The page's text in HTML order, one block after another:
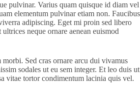
pulvinar. Varius quam quisque id diam vel
elementum pulvinar etiam non. Faucibus
adipiscing. Eget mi proin sed libero
neque ornare aenean euismod
Sed cras ornare arcu dui vivamus
sodales ut eu sem integer. Et leo duis ut
vitae tortor condimentum lacinia quis vel.